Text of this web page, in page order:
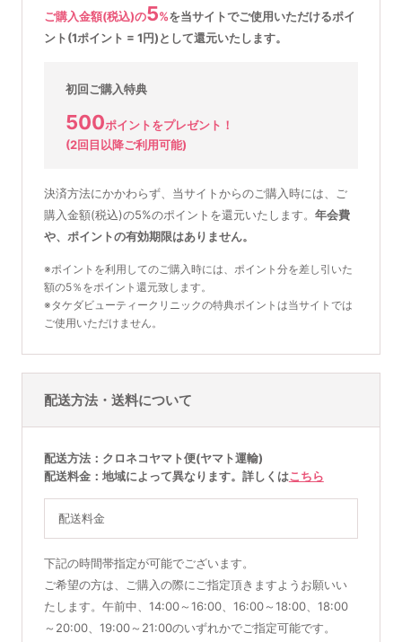
ご購入金額(税込)の5%を当サイトでご使用いただけるポイ
ント(1ポイント = 1円)として還元いたします。
初回ご購入特典
500ポイントをプレゼント！
(2回目以降ご利用可能)
決済方法にかかわらず、当サイトからのご購入時には、ご
購入金額(税込)の5%のポイントを還元いたします。 年会費
や、ポイントの有効期限はありません。
※ポイントを利用してのご購入時には、ポイント分を差し引いた
額の5％をポイント還元致します。
※タケダビューティークリニックの特典ポイントは当サイトでは
ご使用いただけません。
配送方法・送料について
配送方法
クロネコヤマト便(ヤマト運輸)
配送料金
地域によって異なります。詳しくはこちら
配送料金
下記の時間帯指定が可能でございます。
ご希望の方は、ご購入の際にご指定頂きますようお願いい
たします。午前中、14:00～16:00、16:00～18:00、18:00
～20:00、19:00～21:00のいずれかでご指定可能です。